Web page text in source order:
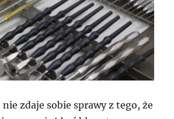
zdaje sobie sprawy z tego, że